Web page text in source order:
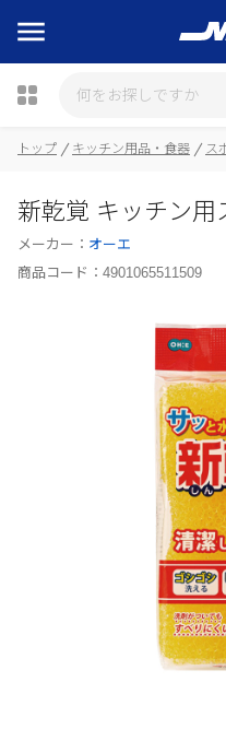
トップ キッチン用品・食器 ス
新乾覚 キッチン用
メーカー： オーエ
商品コード： 4901065511509